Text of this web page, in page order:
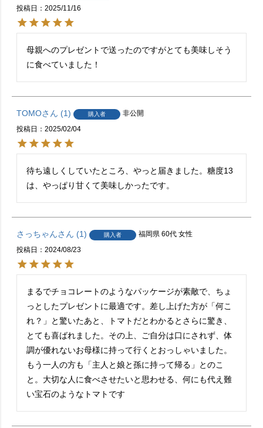
投稿日
2025/11/16
母親へのプレゼントで送ったのですがとても美味しそう
に食べていました！
TOMO 1 購入者
非公開
投稿日
2025/02/04
待ち遠しくしていたところ、やっと届きました。糖度13
は、やっぱり甘くて美味しかったです。
さっちゃん 1 購入者 福岡県 60代 女性
投稿日
2024/08/23
まるでチョコレートのようなパッケージが素敵で、ちょ
っとしたプレゼントに最適です。差し上げた方が「何こ
れ？」と驚いたあと、トマトだとわかるとさらに驚き、
とても喜ばれました。その上、ご自分は口にされず、体
調が優れないお母様に持って行くとおっしゃいました。
もう一人の方も「主人と娘と孫に持って帰る」とのこ
と。大切な人に食べさせたいと思わせる、何にも代え難
い宝石のようなトマトです